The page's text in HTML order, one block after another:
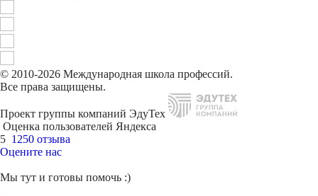
© 2010-2026 Международная школа профессий.
Все права защищены.
Проект группы компаний ЭдуТех
Оценка пользователей Яндекса
5 1250 отзыва
Оцените нас
Мы тут и готовы помочь :)